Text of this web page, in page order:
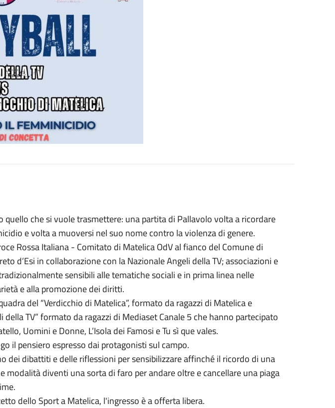
quello che si vuole trasmettere: una partita di Pallavolo volta a ricordare
e volta a muoversi nel suo nome contro la violenza di genere.
Rossa Italiana - Comitato di Matelica OdV al fianco del Comune di
d’Esi in collaborazione con la Nazionale Angeli della TV; associazioni e
sensibili alle tematiche sociali e in prima linea nelle
e alla promozione dei diritti.
del “Verdicchio di Matelica”, formato da ragazzi di Matelica e
della TV” formato da ragazzi di Mediaset Canale 5 che hanno partecipato
Uomini e Donne, L’Isola dei Famosi e Tu sì que vales.
il pensiero espresso dai protagonisti sul campo.
dei dibattiti e delle riflessioni per sensibilizzare affinché il ricordo di una
modalità diventi una sorta di faro per andare oltre e cancellare una piaga
dello Sport a Matelica, l'ingresso è a offerta libera.